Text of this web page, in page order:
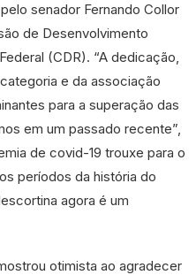
senador Fernando Collor
de Desenvolvimento
(CDR). “A dedicação,
e da associação
para a superação das
em um passado recente”,
de covid-19 trouxe para o
períodos da história do
agora é um
otimista ao agradecer